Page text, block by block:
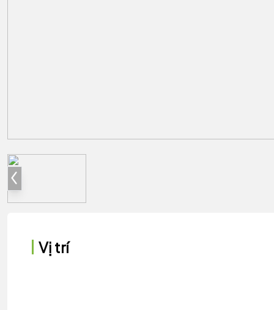
Vị trí